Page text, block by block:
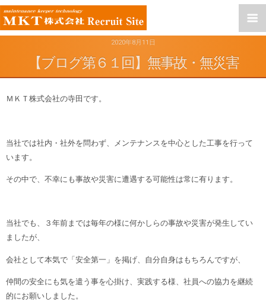
2020年8月11日
【ブログ第６１回】無事故・無災害
ＭＫＴ株式会社の寺田です。
当社では社内・社外を問わず、メンテナンスを中心とした工事を行って
います。
その中で、不幸にも事故や災害に遭遇する可能性は常に有ります。
当社でも、３年前までは毎年の様に何かしらの事故や災害が発生してい
ましたが、
会社として本気で「安全第一」を掲げ、自分自身はもちろんですが、
仲間の安全にも気を遣う事を心掛け、実践する様、社員への協力を継続
的にお願いしました。